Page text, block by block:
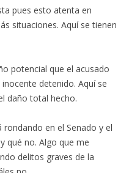
pues esto atenta en
situaciones. Aquí se tienen
potencial que el acusado
detenido. Aquí se
daño total hecho.
en el Senado y el
qué no. Algo que me
delitos graves de la